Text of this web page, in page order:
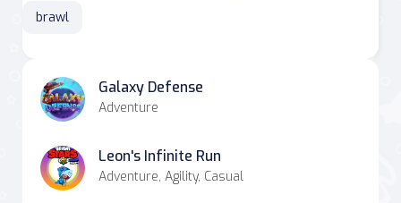
brawl
Galaxy Defense
Adventure
Leon's Infinite Run
Adventure, Agility, Casual